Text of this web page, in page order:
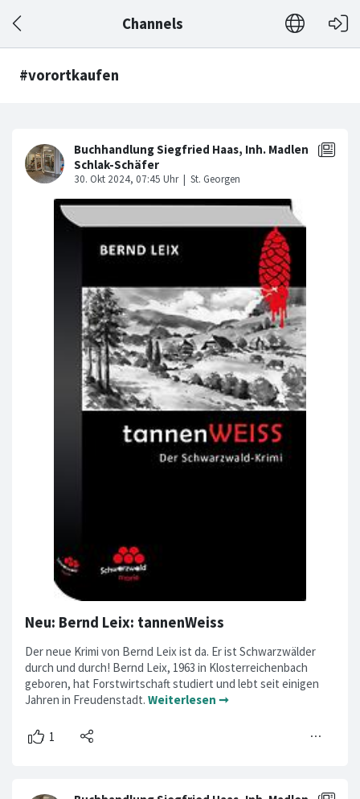
Channels
#vorortkaufen
Neu: Bernd Leix: tannenWeiss
Der neue Krimi von Bernd Leix ist da. Er ist Schwarzwälder
durch und durch! Bernd Leix, 1963 in Klosterreichenbach
geboren, hat Forstwirtschaft studiert und lebt seit einigen
Jahren in Freudenstadt. Weiterlesen ➞